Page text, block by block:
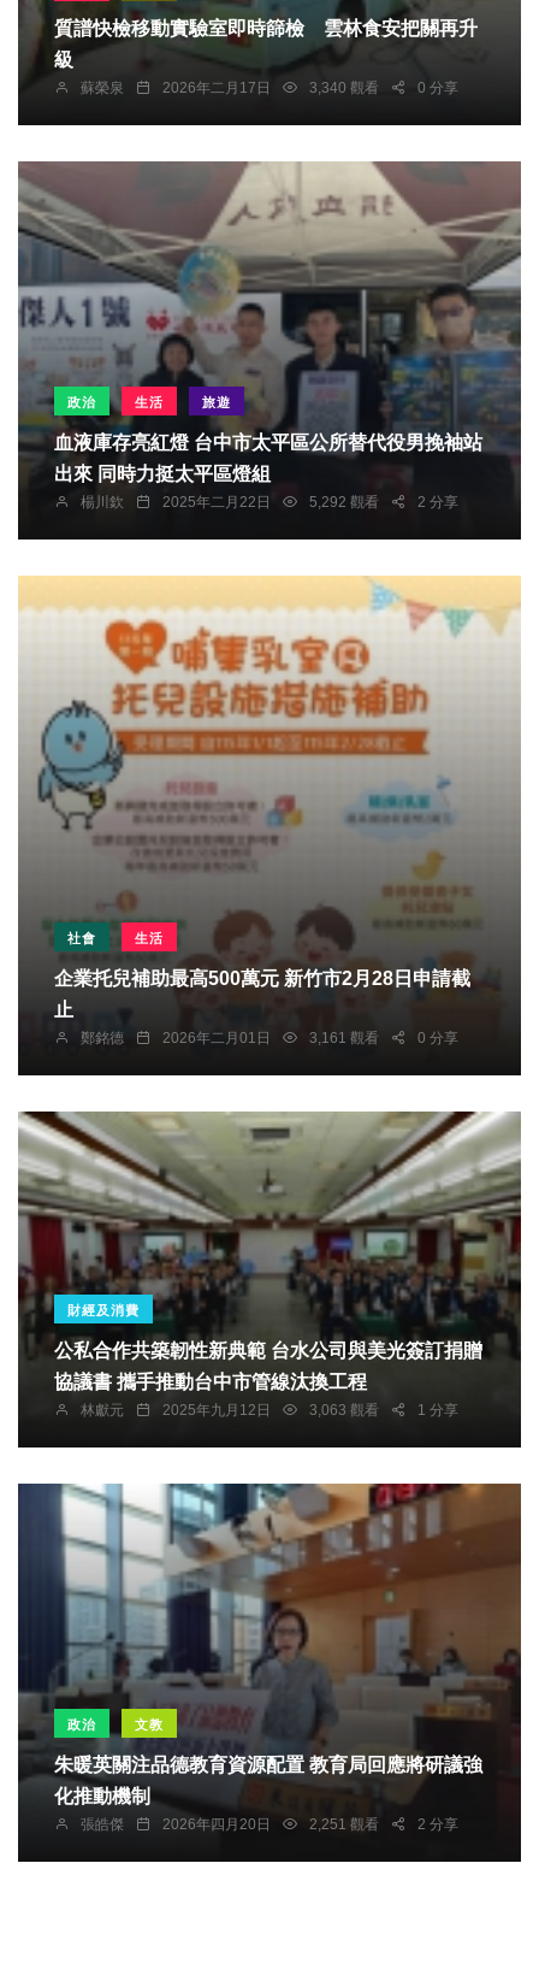
質譜快檢移動實驗室即時篩檢 雲林食安把關再升
級
蘇榮泉 2026年二月17日 3,340 觀看 0 分享
政治 生活 旅遊
血液庫存亮紅燈 台中市太平區公所替代役男挽袖站
出來 同時力挺太平區燈組
楊川欽 2025年二月22日 5,292 觀看 2 分享
社會 生活
企業托兒補助最高500萬元 新竹市2月28日申請截
止
鄭銘德 2026年二月01日 3,161 觀看 0 分享
財經及消費
公私合作共築韌性新典範 台水公司與美光簽訂捐贈
協議書 攜手推動台中市管線汰換工程
林獻元 2025年九月12日 3,063 觀看 1 分享
政治 文教
朱暖英關注品德教育資源配置 教育局回應將研議強
化推動機制
張皓傑 2026年四月20日 2,251 觀看 2 分享